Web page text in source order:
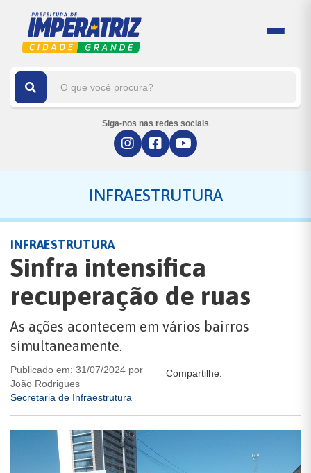
Siga-nos nas redes sociais
INFRAESTRUTURA
INFRAESTRUTURA
Sinfra intensifica
recuperação de ruas
As ações acontecem em vários bairros
simultaneamente.
Publicado em: 31/07/2024 por
João Rodrigues
Secretaria de Infraestrutura
Compartilhe: